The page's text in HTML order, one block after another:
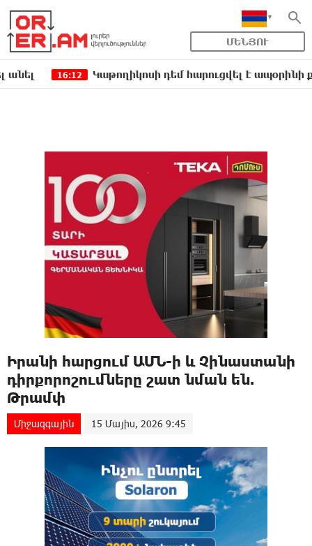
ՄԵՆՅՈՒ
16:12 Կաթողիկոսի դեմ հարուցվել է ապօրինի
Իրանի հարցում ԱՄՆ-ի և Չինաստանի
դիրքորոշումները շատ նման են.
Թրամփ
Միջազգային 15 Մայիս, 2026 9:45